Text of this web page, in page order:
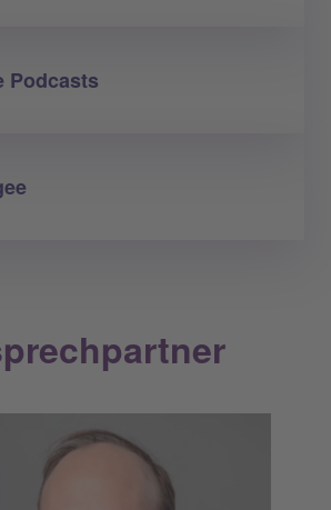
Podcasts